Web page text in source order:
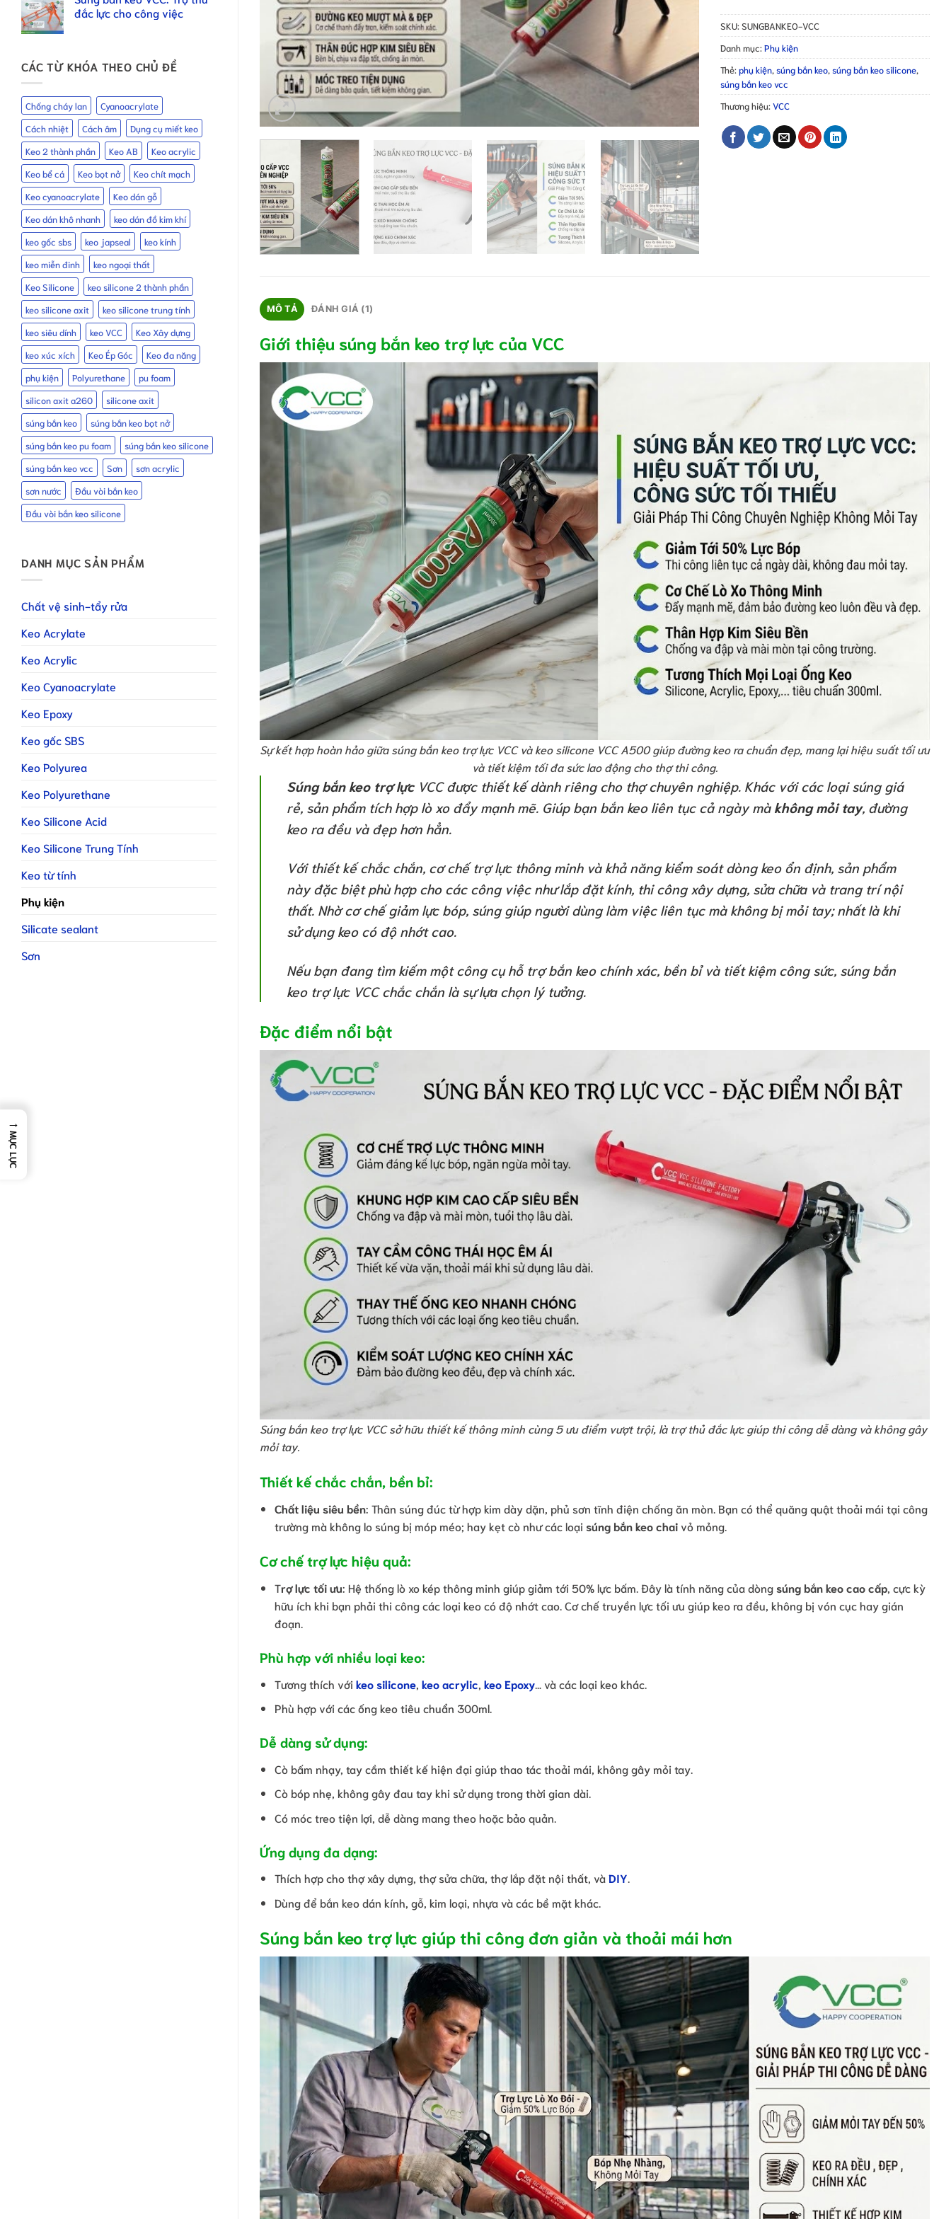
đắc lực cho công việc
CÁC TỪ KHÓA THEO CHỦ ĐỀ
Chống cháy lan
Cyanoacrylate
Cách nhiệt
Cách âm
Dụng cụ miết keo
Keo 2 thành phần
Keo AB
Keo acrylic
Keo bể cá
Keo bọt nở
Keo chít mạch
Keo cyanoacrylate
Keo dán gỗ
Keo dán khô nhanh
keo dán đồ kim khí
keo gốc sbs
keo japseal
keo kính
keo miễn đinh
keo ngoại thất
Keo Silicone
keo silicone 2 thành phần
keo silicone axit
keo silicone trung tính
keo siêu dính
keo VCC
Keo Xây dựng
keo xúc xích
Keo Ép Góc
Keo đa năng
phụ kiện
Polyurethane
pu foam
silicon axit a260
silicone axit
súng bắn keo
súng bắn keo bọt nở
súng bắn keo pu foam
súng bắn keo silicone
súng bắn keo vcc
Sơn
sơn acrylic
sơn nước
Đầu vòi bắn keo
Đầu vòi bắn keo silicone
DANH MỤC SẢN PHẨM
Chất vệ sinh-tẩy rửa
Keo Acrylate
Keo Acrylic
Keo Cyanoacrylate
Keo Epoxy
Keo gốc SBS
Keo Polyurea
Keo Polyurethane
Keo Silicone Acid
Keo Silicone Trung Tính
Keo từ tính
Phụ kiện
Silicate sealant
Sơn
SKU:SUNGBANKEO-VCC
Danh mục:Phụ kiện
Thẻ:phụ kiện ,súng bắn keo ,súng bắn keo silicone
súng bắn keo vcc
Thương hiệu:VCC
MÔ TẢ ĐÁNH GIÁ (1)
Giới thiệu súng bắn keo trợ lực của VCC
Sự kết hợp hoàn hảo giữa súng bắn keo trợ lực VCC và keo silicone VCC A500 giúp đường keo ra chuẩn đẹp, mang lại hiệu suất tối ưu
và tiết kiệm tối đa sức lao động cho thợ thi công.
Súng bắn keo trợ lựcVCC được thiết kế dành riêng cho thợ chuyên nghiệp. Khác với các loại súng giá
rẻ, sản phẩm tích hợp lò xo đẩy mạnh mẽ. Giúp bạn bắn keo liên tục cả ngày mà không mỏi tay, đường
keo ra đều và đẹp hơn hẳn.
Với thiết kế chắc chắn, cơ chế trợ lực thông minh và khả năng kiểm soát dòng keo ổn định, sản phẩm
này đặc biệt phù hợp cho các công việc như lắp đặt kính, thi công xây dựng, sửa chữa và trang trí nội
thất. Nhờ cơ chế giảm lực bóp, súng giúp người dùng làm việc liên tục mà không bị mỏi tay; nhất là khi
sử dụng keo có độ nhớt cao.
Nếu bạn đang tìm kiếm một công cụ hỗ trợ bắn keo chính xác, bền bỉ và tiết kiệm công sức, súng bắn
keo trợ lực VCC chắc chắn là sự lựa chọn lý tưởng.
Đặc điểm nổi bật
Súng bắn keo trợ lực VCC sở hữu thiết kế thông minh cùng 5 ưu điểm vượt trội, là trợ thủ đắc lực giúp thi công dễ dàng và không gây
mỏi tay.
Thiết kế chắc chắn, bền bỉ:
Chất liệu siêu bền: Thân súng đúc từ hợp kim dày dặn, phủ sơn tĩnh điện chống ăn mòn. Bạn có thể quăng quật thoải mái tại công
trường mà không lo súng bị móp méo; hay kẹt cò như các loại súng bắn keo chaivỏ mỏng.
Cơ chế trợ lực hiệu quả:
Trợ lực tối ưu: Hệ thống lò xo kép thông minh giúp giảm tới 50% lực bấm. Đây là tính năng của dòngsúng bắn keo cao cấp, cực kỳ
hữu ích khi bạn phải thi công các loại keo có độ nhớt cao. Cơ chế truyền lực tối ưu giúp keo ra đều, không bị vón cục hay gián
đoạn.
Phù hợp với nhiều loại keo:
Tương thích với keo silicone, keo acrylic keo Epoxy… và các loại keo khác.
Phù hợp với các ống keo tiêu chuẩn 300ml.
Dễ dàng sử dụng:
Cò bấm nhạy, tay cầm thiết kế hiện đại giúp thao tác thoải mái, không gây mỏi tay.
Cò bóp nhẹ, không gây đau tay khi sử dụng trong thời gian dài.
Có móc treo tiện lợi, dễ dàng mang theo hoặc bảo quản.
Ứng dụng đa dạng:
Thích hợp cho thợ xây dựng, thợ sửa chữa, thợ lắp đặt nội thất, vàDIY.
Dùng để bắn keo dán kính, gỗ, kim loại, nhựa và các bề mặt khác.
Súng bắn keo trợ lực giúp thi công đơn giản và thoải mái hơn
→
MỤC LỤC